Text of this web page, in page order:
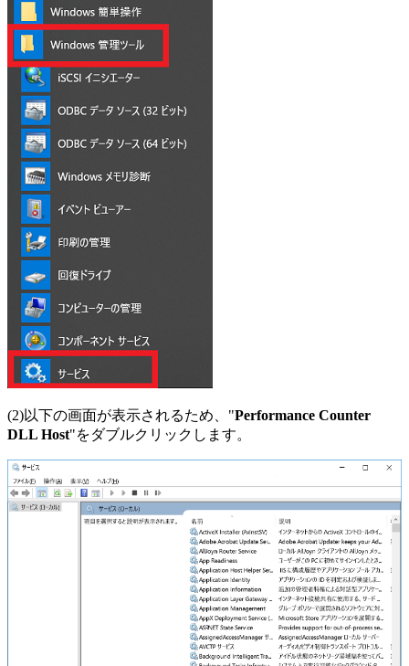
(2)以下の画面が表示されるため、"Performance Counter
DLL Host"をダブルクリックします。